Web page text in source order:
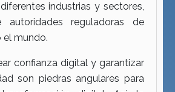
industrias y sectores,
reguladoras de
el mundo.
confianza digital y garantizar
son piedras angulares para